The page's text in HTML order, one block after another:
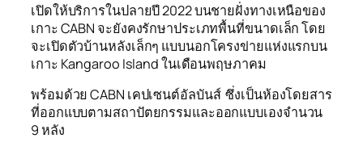
เปิดให้บริการในปลายปี 2022 บนชายฝั่งทางเหนือของ
เกาะ CABN จะยังคงรักษาประเภทพื้นที่ขนาดเล็ก โดย
จะเปิดตัวบ้านหลังเล็กๆ แบบนอกโครงข่ายแห่งแรกบน
เกาะ Kangaroo Island ในเดือนพฤษภาคม
พร้อมด้วย CABN เคปเซนต์อัลบันส์ ซึ่งเป็นห้องโดยสาร
ที่ออกแบบตามสถาปัตยกรรมและออกแบบเองจำนวน
9 หลัง